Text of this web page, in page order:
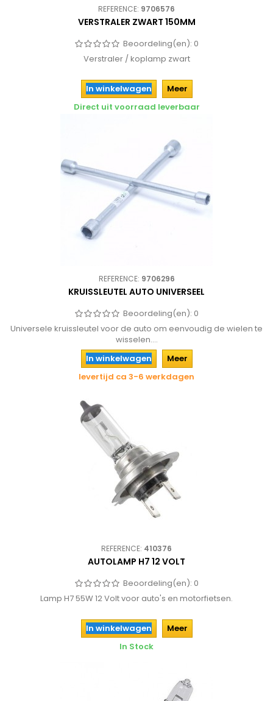
REFERENCE: 9706576
VERSTRALER ZWART 150MM
Beoordeling(en): 0
Verstraler / koplamp zwart
In winkelwagen
Meer
Direct uit voorraad leverbaar
REFERENCE: 9706296
KRUISSLEUTEL AUTO UNIVERSEEL
Beoordeling(en): 0
Universele kruissleutel voor de auto om eenvoudig de wielen te
wisselen....
In winkelwagen
Meer
levertijd ca 3-6 werkdagen
REFERENCE: 410376
AUTOLAMP H7 12 VOLT
Beoordeling(en): 0
Lamp H7 55W 12 Volt voor auto's en motorfietsen.
In winkelwagen
Meer
In Stock